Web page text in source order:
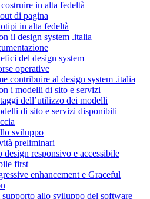
in alta fedeltà
di pagina
in alta fedeltà
il design system .italia
del design system
operative
contribuire al design system .italia
i modelli di sito e servizi
dell’utilizzo dei modelli
di sito e servizi disponibili
sviluppo
preliminari
design responsivo e accessibile
first
enhancement e Graceful
allo sviluppo del software